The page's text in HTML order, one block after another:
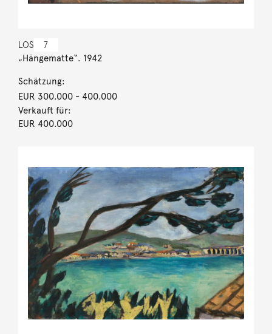
LOS 7
„Hängematte“. 1942
Schätzung:
EUR 300.000- 400.000
Verkauft für:
EUR 400.000